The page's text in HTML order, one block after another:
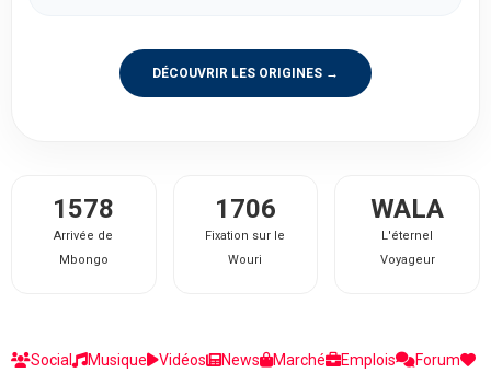
DÉCOUVRIR LES ORIGINES →
1578
Arrivée de
Mbongo
1706
Fixation sur le
Wouri
WALA
L'éternel
Voyageur
Social Musique Vidéos News Marché Emplois
Forum